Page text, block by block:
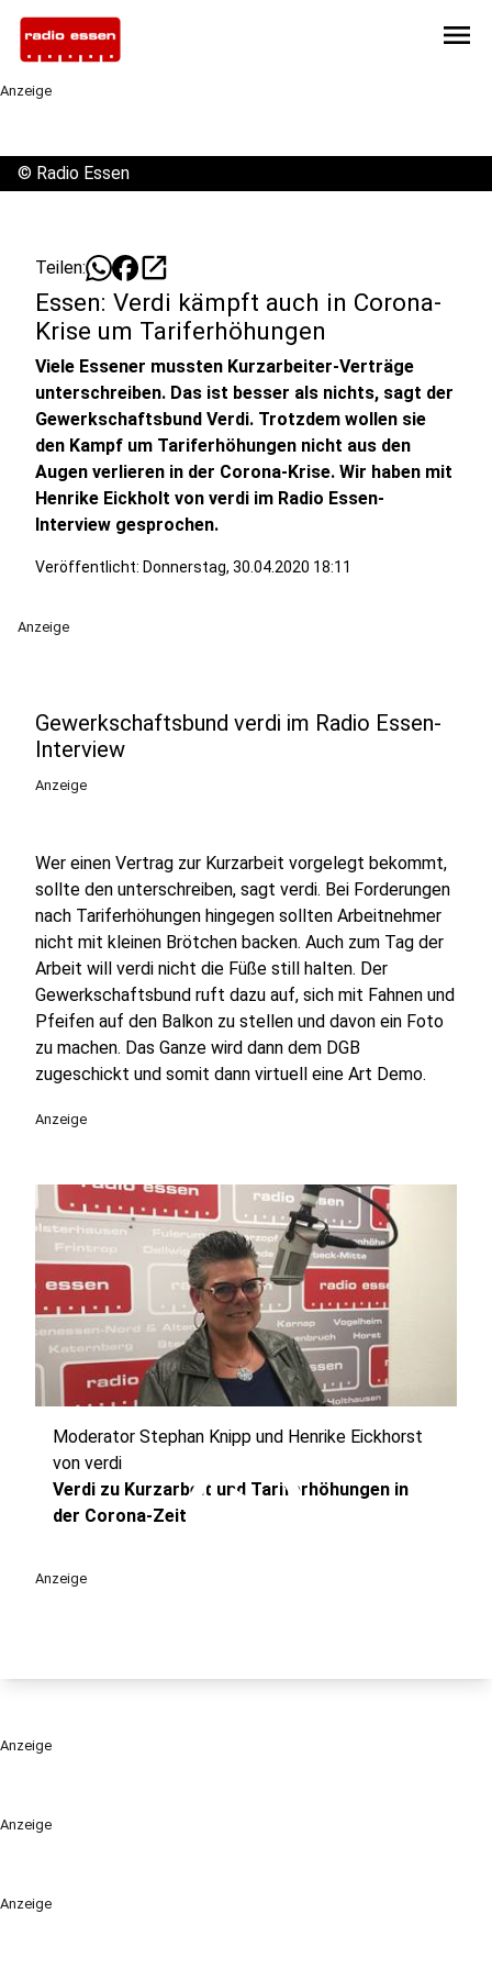
menu
Anzeige
Anzeige
Anzeige
© Radio Essen
Teilen: open_in_new
Essen: Verdi kämpft auch in Corona-
Krise um Tariferhöhungen
Viele Essener mussten Kurzarbeiter-Verträge
unterschreiben. Das ist besser als nichts, sagt der
Gewerkschaftsbund Verdi. Trotzdem wollen sie
den Kampf um Tariferhöhungen nicht aus den
Augen verlieren in der Corona-Krise. Wir haben mit
Henrike Eickholt von verdi im Radio Essen-
Interview gesprochen.
Veröffentlicht: Donnerstag, 30.04.2020 18:11
Anzeige
Gewerkschaftsbund verdi im Radio Essen-
Interview
Anzeige
Wer einen Vertrag zur Kurzarbeit vorgelegt bekommt,
sollte den unterschreiben, sagt verdi. Bei Forderungen
nach Tariferhöhungen hingegen sollten Arbeitnehmer
nicht mit kleinen Brötchen backen. Auch zum Tag der
Arbeit will verdi nicht die Füße still halten. Der
Gewerkschaftsbund ruft dazu auf, sich mit Fahnen und
Pfeifen auf den Balkon zu stellen und davon ein Foto
zu machen. Das Ganze wird dann dem DGB
zugeschickt und somit dann virtuell eine Art Demo.
Anzeige
play_circle
Moderator Stephan Knipp und Henrike Eickhorst
von verdi
Verdi zu Kurzarbeit und Tariferhöhungen in
der Corona-Zeit
Anzeige
Anzeige